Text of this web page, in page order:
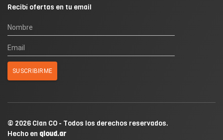
Recibí ofertas en tu email
© 2026 Clan CO - Todos los derechos reservados.
Hecho en qloud.ar